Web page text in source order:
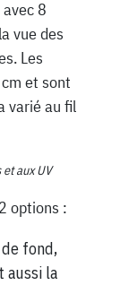
8
vue des
Les
et sont
varié au fil
aux UV
options :
fond,
aussi la